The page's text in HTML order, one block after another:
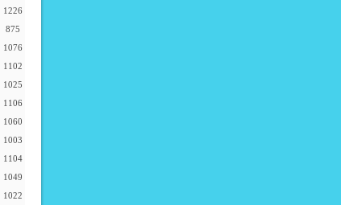
1226
875
1076
1102
1025
1106
1060
1003
1104
1049
1022